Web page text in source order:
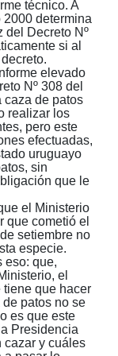
técnico. A
2000 determina
del Decreto Nº
si al
elevado
Nº 308 del
caza de patos
realizar los
pero este
efectuadas,
uruguayo
sin
que le
el Ministerio
que cometió el
setiembre no
especie.
eso: que,
el
tiene que hacer
patos no se
es que este
Presidencia
cazar y cuáles